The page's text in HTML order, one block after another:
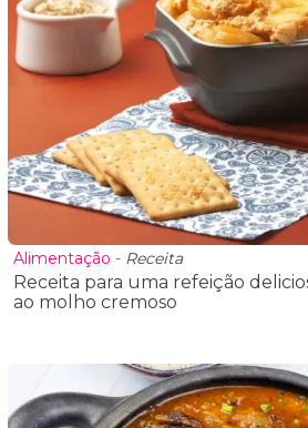
Alimentação - Receita
Receita para uma refeição
ao molho cremoso